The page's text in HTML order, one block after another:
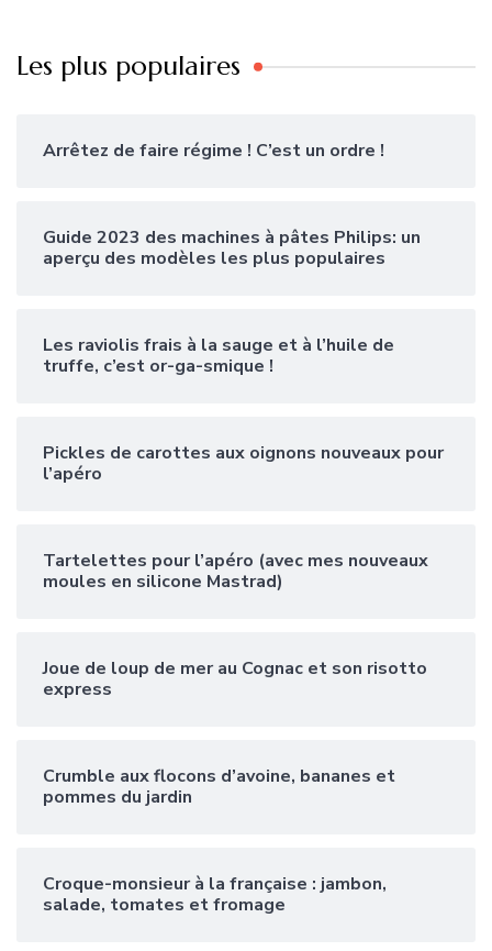
Les plus populaires
Arrêtez de faire régime ! C’est un ordre !
Guide 2023 des machines à pâtes Philips: un
aperçu des modèles les plus populaires
Les raviolis frais à la sauge et à l’huile de
truffe, c’est or-ga-smique !
Pickles de carottes aux oignons nouveaux pour
l’apéro
Tartelettes pour l’apéro (avec mes nouveaux
moules en silicone Mastrad)
Joue de loup de mer au Cognac et son risotto
express
Crumble aux flocons d’avoine, bananes et
pommes du jardin
Croque-monsieur à la française : jambon,
salade, tomates et fromage